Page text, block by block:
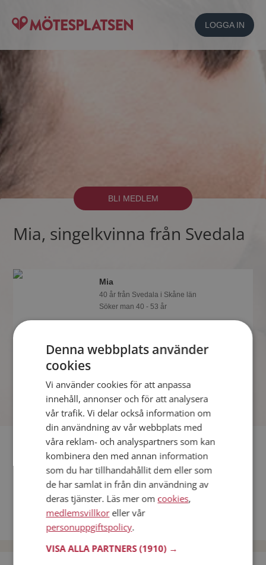
LOGGA IN
BLI MEDLEM
Mia, singelkvinna från Svedala
Mia
40 år från Svedala i Skåne län
Söker man 40 - 53 år
Det finns tusentals fotoalbum med
spännande bilder på siten.
Fler singlar
Fler singelkvinnor från Svedala:Lisa,Evy ,Sofia
Män från Svedala
Dejta kvinnor i Sverige
Dejta män i Sverige
Denna webbplats använder
cookies
Vi använder cookies för att anpassa
innehåll, annonser och för att analysera
vår trafik. Vi delar också information om
din användning av vår webbplats med
våra reklam- och analyspartners som kan
kombinera den med annan information
som du har tillhandahållit dem eller som
de har samlat in från din användning av
deras tjänster. Läs mer om cookies,
medlemsvillkoreller vår
personuppgiftspolicy.
VISA ALLA PARTNERS(1910) →